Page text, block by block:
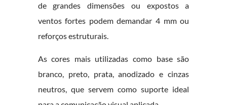
de grandes dimensões ou expostos a
ventos fortes podem demandar 4 mm ou
reforços estruturais.
As cores mais utilizadas como base são
branco, preto, prata, anodizado e cinzas
neutros, que servem como suporte ideal